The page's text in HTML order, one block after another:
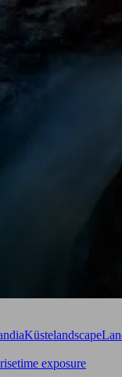
Küstelandscape
time exposure